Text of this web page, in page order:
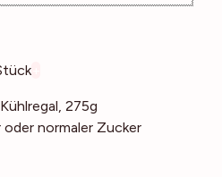
275g
oder normaler Zucker